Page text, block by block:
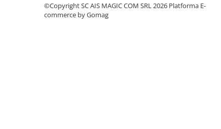
©Copyright SC AIS MAGIC COM SRL 2026 Platforma E-
commerce by Gomag